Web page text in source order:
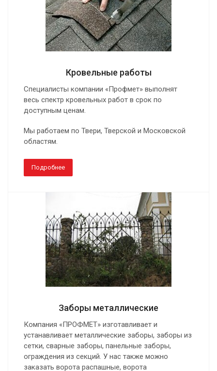
Кровельные работы
Специалисты компании «Профмет» выполнят
весь спектр кровельных работ в срок по
доступным ценам.
Мы работаем по Твери, Тверской и Московской
областям.
Подробнее
Заборы металлические
Компания «ПРОФМЕТ» изготавливает и
устанавливает металлические заборы, заборы из
сетки, сварные заборы, панельные заборы,
ограждения из секций. У нас также можно
заказать ворота распашные, ворота